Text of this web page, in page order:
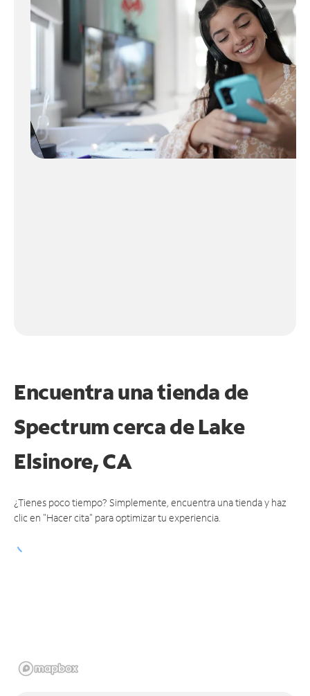
Encuentra una tienda de
Spectrumcerca de Lake
Elsinore, CA
¿Tienes poco tiempo? Simplemente, encuentra una tienda y haz
clic en "Hacer cita" para optimizar tu experiencia.